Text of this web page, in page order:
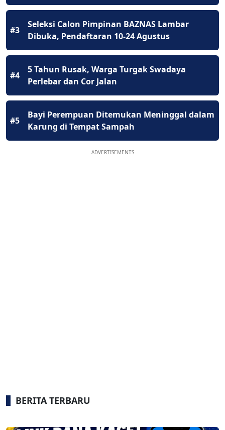
#3
Seleksi Calon Pimpinan BAZNAS Lambar
Dibuka, Pendaftaran 10-24 Agustus
#4
5 Tahun Rusak, Warga Turgak Swadaya
Perlebar dan Cor Jalan
#5
Bayi Perempuan Ditemukan Meninggal dalam
Karung di Tempat Sampah
ADVERTISEMENTS
BERITA TERBARU